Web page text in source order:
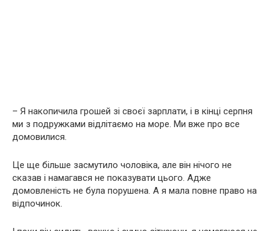
– Я накопичила грошей зі своєї зарплати, і в кінці серпня
ми з подружками відлітаємо на море. Ми вже про все
домовилися.
Це ще більше засмутило чоловіка, але він нічого не
сказав і намагався не показувати цього. Адже
домовленість не була порушена. А я мала повне право на
відпочинок.